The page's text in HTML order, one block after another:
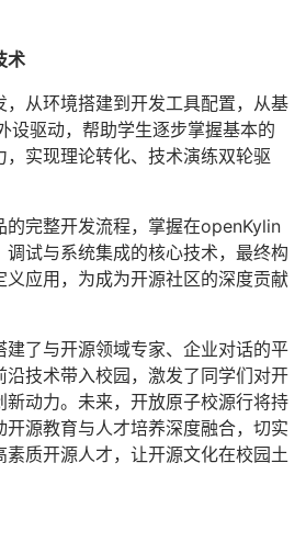
术
，从环境搭建到开发工具配置，从基
设驱动，帮助学生逐步掌握基本的
实现理论转化、技术演练双轮驱
的完整开发流程，掌握在openKylin
试与系统集成的核心技术，最终构
义应用，为成为开源社区的深度贡献
建了与开源领域专家、企业对话的平
沿技术带入校园，激发了同学们对开
新动力。未来，开放原子校源行将持
源教育与人才培养深度融合，切实
素质开源人才，让开源文化在校园土